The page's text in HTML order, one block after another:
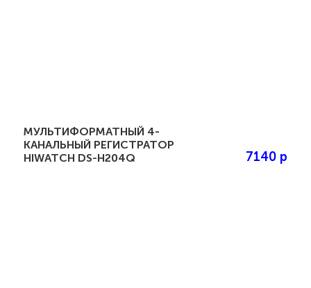
МУЛЬТИФОРМАТНЫЙ 4-
КАНАЛЬНЫЙ РЕГИСТРАТОР
HIWATCH DS-H204Q
7140 р